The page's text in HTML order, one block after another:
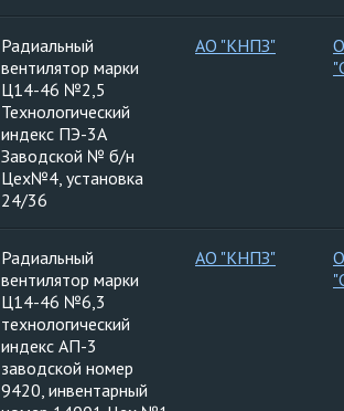
Радиальный
вентилятор марки
Ц14-46 №2,5
Технологический
индекс ПЭ-3А
Заводской № б/н
Цех№4, установка
24/36
АО "КНПЗ"
Радиальный
вентилятор марки
Ц14-46 №6,3
технологический
индекс АП-3
заводской номер
9420, инвентарный
АО "КНПЗ"